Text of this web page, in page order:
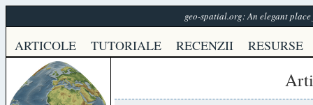
geo-spatial.org: An elegant
ARTICOLE TUTORIALE RECENZII RESURSE